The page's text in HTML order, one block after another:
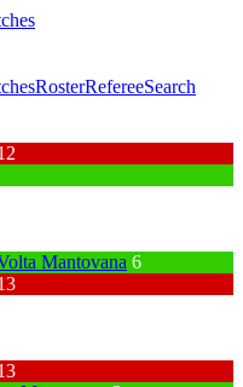
RosterRefereeSearch
Mantovana 6